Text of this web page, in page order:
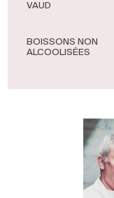
VAUD
BOISSONS NON
ALCOOLISÉES